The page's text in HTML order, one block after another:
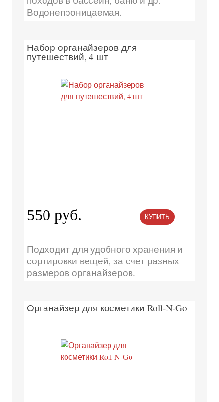
Водонепроницаемая.
Набор органайзеров для
путешествий, 4 шт
550 руб. КУПИТЬ
Подходит для удобного хранения и
сортировки вещей, за счет разных
размеров органайзеров.
Органайзер для косметики Roll-N-Go